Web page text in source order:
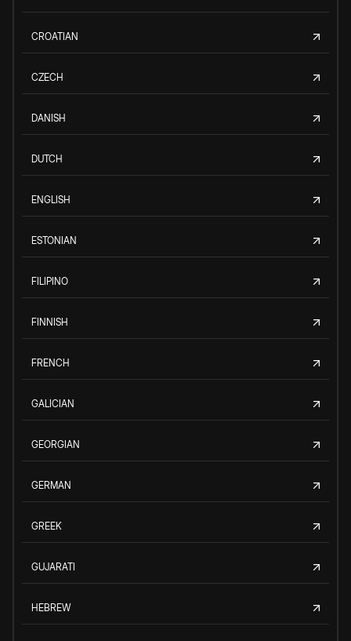
CROATIAN
CZECH
DANISH
DUTCH
ENGLISH
ESTONIAN
FILIPINO
FINNISH
FRENCH
GALICIAN
GEORGIAN
GERMAN
GREEK
GUJARATI
HEBREW